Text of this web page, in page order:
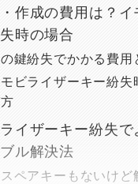
作成の費用は？イ
時の場合
鍵紛失でかかる費用
ビライザーキー紛失
イザーキー紛失で
ル解決法
スペアキーもないけ